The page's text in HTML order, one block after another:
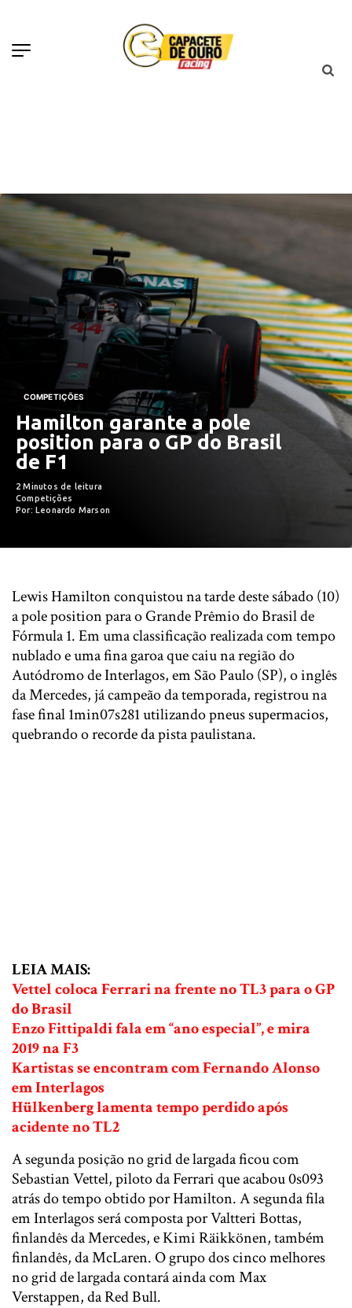
COMPETIÇÕES
Hamilton garante a pole
position para o GP do Brasil
de F1
2 Minutos de leitura
Competições
Por: Leonardo Marson
Lewis Hamilton conquistou na tarde deste sábado (10)
a pole position para o Grande Prêmio do Brasil de
Fórmula 1. Em uma classificação realizada com tempo
nublado e uma fina garoa que caiu na região do
Autódromo de Interlagos, em São Paulo (SP), o inglês
da Mercedes, já campeão da temporada, registrou na
fase final 1min07s281 utilizando pneus supermacios,
quebrando o recorde da pista paulistana.
LEIA MAIS:
Vettel coloca Ferrari na frente no TL3 para o GP
do Brasil
Enzo Fittipaldi fala em “ano especial”, e mira
2019 na F3
Kartistas se encontram com Fernando Alonso
em Interlagos
Hülkenberg lamenta tempo perdido após
acidente no TL2
A segunda posição no grid de largada ficou com
Sebastian Vettel, piloto da Ferrari que acabou 0s093
atrás do tempo obtido por Hamilton. A segunda fila
em Interlagos será composta por Valtteri Bottas,
finlandês da Mercedes, e Kimi Räikkönen, também
finlandês, da McLaren. O grupo dos cinco melhores
no grid de largada contará ainda com Max
Verstappen, da Red Bull.